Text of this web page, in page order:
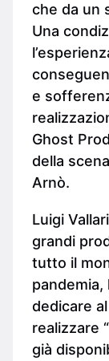
che da un
Una
e
Ghost
della
Arnò.
Luigi
grandi
tutto il
dedicare
realizzare
già